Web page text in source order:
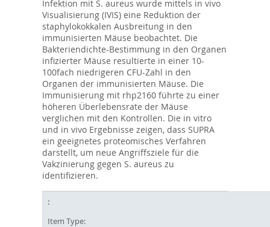
Infektion mit S. aureus wurde mittels in vivo
Visualisierung (IVIS) eine Reduktion der
staphylokokkalen Ausbreitung in den
immunisierten Mäuse beobachtet. Die
Bakteriendichte-Bestimmung in den Organen
infizierter Mäuse resultierte in einer 10-
100fach niedrigeren CFU-Zahl in den
Organen der immunisierten Mäuse. Die
Immunisierung mit rhp2160 führte zu einer
höheren Überlebensrate der Mäuse
verglichen mit den Kontrollen. Die in vitro
und in vivo Ergebnisse zeigen, dass SUPRA
ein geeignetes proteomisches Verfahren
darstellt, um neue Angriffsziele für die
Vakzinierung gegen S. aureus zu
identifizieren.
Item Type: